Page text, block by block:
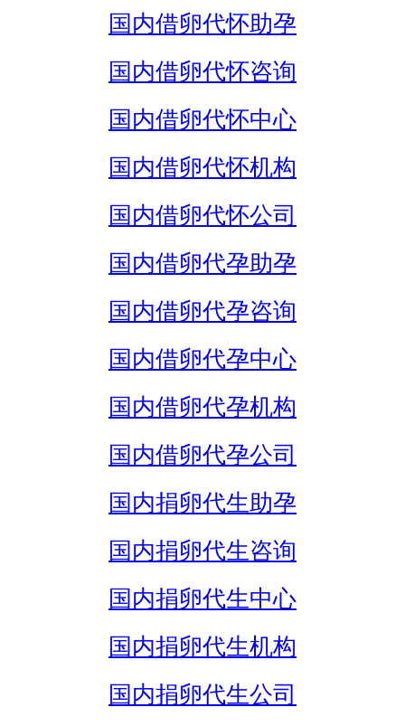
国内借卵代怀助孕
国内借卵代怀咨询
国内借卵代怀中心
国内借卵代怀机构
国内借卵代怀公司
国内借卵代孕助孕
国内借卵代孕咨询
国内借卵代孕中心
国内借卵代孕机构
国内借卵代孕公司
国内捐卵代生助孕
国内捐卵代生咨询
国内捐卵代生中心
国内捐卵代生机构
国内捐卵代生公司